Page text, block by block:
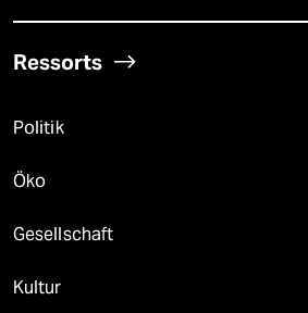
Ressorts
Politik
Öko
Gesellschaft
Kultur